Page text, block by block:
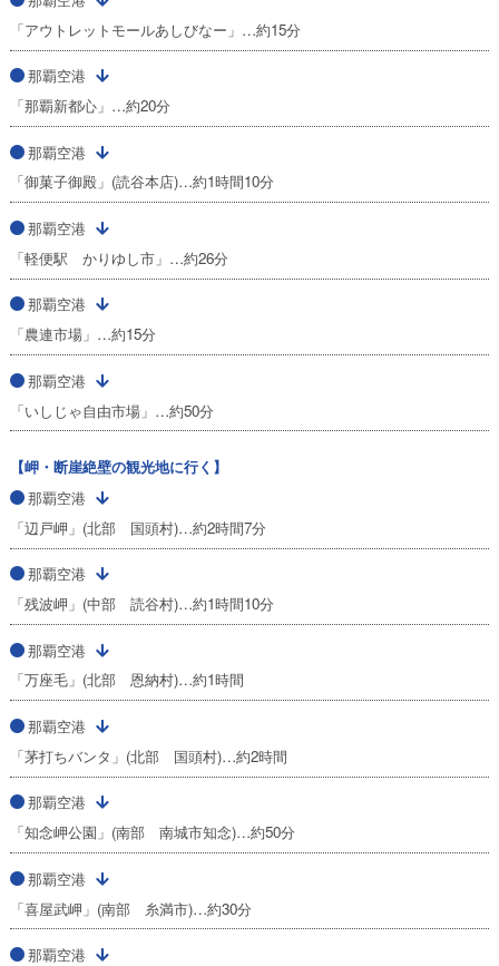
「アウトレットモールあしびなー」…約15分
那覇空港
「那覇新都心」…約20分
那覇空港
「御菓子御殿」(読谷本店)…約1時間10分
那覇空港
「軽便駅 かりゆし市」…約26分
那覇空港
「農連市場」…約15分
那覇空港
「いしじゃ自由市場」…約50分
【岬・断崖絶壁の観光地に行く】
那覇空港
「辺戸岬」(北部 国頭村)…約2時間7分
那覇空港
「残波岬」(中部 読谷村)…約1時間10分
那覇空港
「万座毛」(北部 恩納村)…約1時間
那覇空港
「茅打ちバンタ」(北部 国頭村)…約2時間
那覇空港
「知念岬公園」(南部 南城市知念)…約50分
那覇空港
「喜屋武岬」(南部 糸満市)…約30分
那覇空港